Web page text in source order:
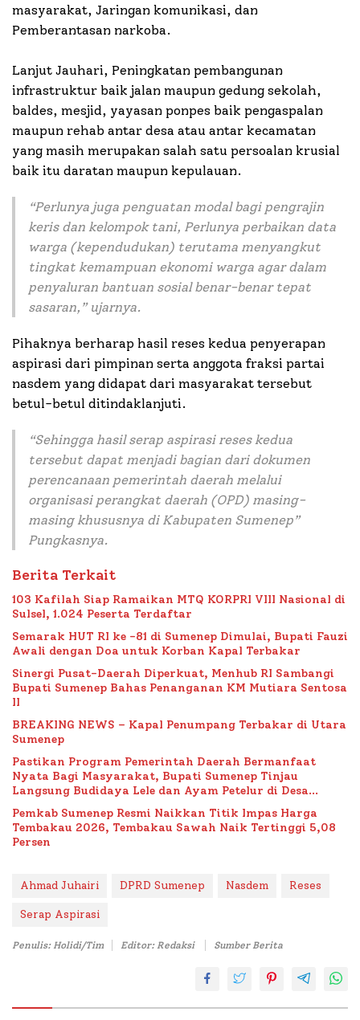
masyarakat, Jaringan komunikasi, dan
Pemberantasan narkoba.
Lanjut Jauhari, Peningkatan pembangunan
infrastruktur baik jalan maupun gedung sekolah,
baldes, mesjid, yayasan ponpes baik pengaspalan
maupun rehab antar desa atau antar kecamatan
yang masih merupakan salah satu persoalan krusial
baik itu daratan maupun kepulauan.
“Perlunya juga penguatan modal bagi pengrajin
keris dan kelompok tani, Perlunya perbaikan data
warga (kependudukan) terutama menyangkut
tingkat kemampuan ekonomi warga agar dalam
penyaluran bantuan sosial benar-benar tepat
sasaran,” ujarnya.
Pihaknya berharap hasil reses kedua penyerapan
aspirasi dari pimpinan serta anggota fraksi partai
nasdem yang didapat dari masyarakat tersebut
betul-betul ditindaklanjuti.
“Sehingga hasil serap aspirasi reses kedua
tersebut dapat menjadi bagian dari dokumen
perencanaan pemerintah daerah melalui
organisasi perangkat daerah (OPD) masing-
masing khususnya di Kabupaten Sumenep”
Pungkasnya.
Berita Terkait
103 Kafilah Siap Ramaikan MTQ KORPRI VIII Nasional di
Sulsel, 1.024 Peserta Terdaftar
Semarak HUT RI ke -81 di Sumenep Dimulai, Bupati Fauzi
Awali dengan Doa untuk Korban Kapal Terbakar
Sinergi Pusat-Daerah Diperkuat, Menhub RI Sambangi
Bupati Sumenep Bahas Penanganan KM Mutiara Sentosa
II
BREAKING NEWS – Kapal Penumpang Terbakar di Utara
Sumenep
Pastikan Program Pemerintah Daerah Bermanfaat
Nyata Bagi Masyarakat, Bupati Sumenep Tinjau
Langsung Budidaya Lele dan Ayam Petelur di Desa
Pemkab Sumenep Resmi Naikkan Titik Impas Harga
Tembakau 2026, Tembakau Sawah Naik Tertinggi 5,08
Persen
Ahmad Juhairi DPRD Sumenep Nasdem Reses
Serap Aspirasi
Penulis: Holidi/Tim Editor: Redaksi Sumber Berita